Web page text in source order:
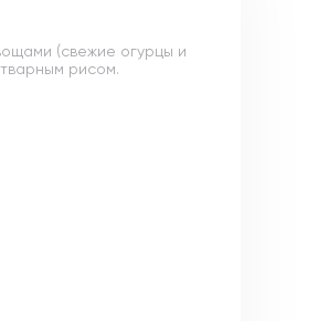
(свежие огурцы и
рисом.